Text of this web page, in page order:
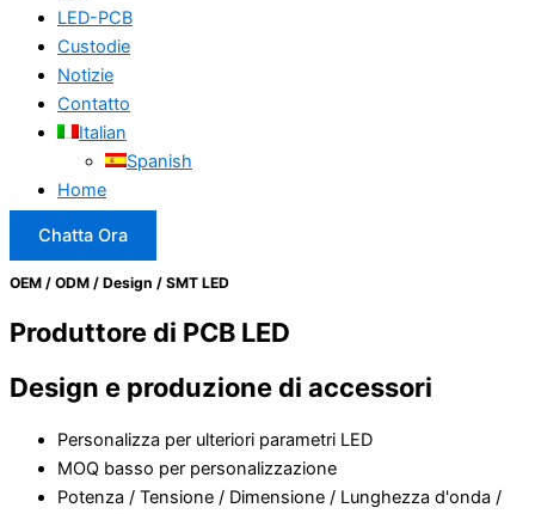
LED-PCB
Custodie
Notizie
Contatto
Italian
Spanish
Home
Chatta Ora
OEM / ODM / Design / SMT LED
Produttore di PCB LED
Design e produzione di accessori
Personalizza per ulteriori parametri LED
MOQ basso per personalizzazione
Potenza / Tensione / Dimensione / Lunghezza d'onda /